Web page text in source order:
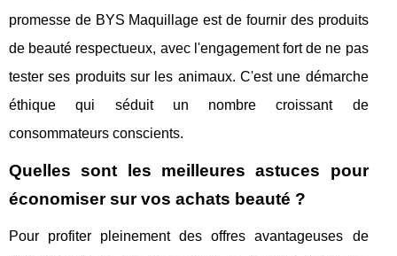
promesse de BYS Maquillage est de fournir des produits
de beauté respectueux, avec l'engagement fort de ne pas
tester ses produits sur les animaux. C'est une démarche
éthique qui séduit un nombre croissant de
consommateurs conscients.
Quelles sont les meilleures astuces pour
économiser sur vos achats beauté ?
Pour profiter pleinement des offres avantageuses de